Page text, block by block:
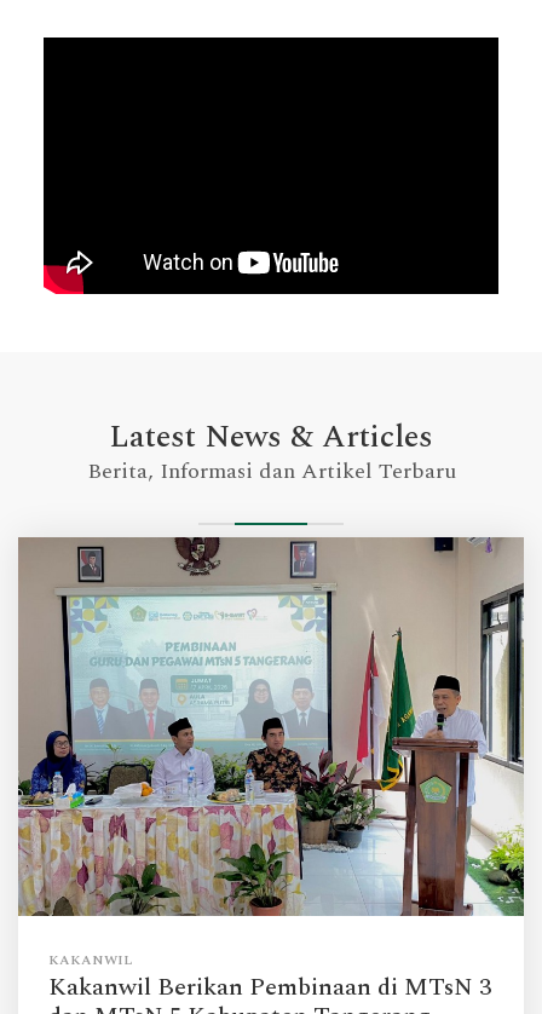
Latest News & Articles
Berita, Informasi dan Artikel Terbaru
KAKANWIL
Kakanwil Berikan Pembinaan di MTsN 3